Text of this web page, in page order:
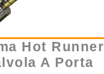
Hot Runner
A Porta